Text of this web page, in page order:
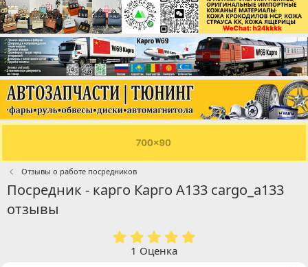
Отзывы о работе посредников
Посредник - карго Карго А133 cargo_a133
отзывы
1 Оценка